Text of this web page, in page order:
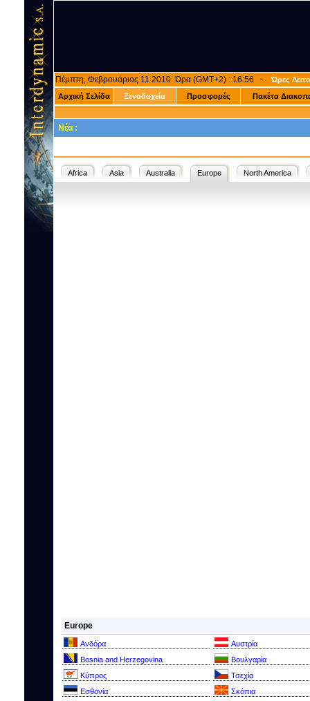
Πέμπτη, Φεβρουάριος 11 2010 Ώρα (GMT+2) : 16:56 -Ώρες
Αρχική Σελίδα
Ξενοδοχεία Προσφορές Πακέτα
Νέα :
Africa Asia Australia Europe North America
Europe
Ανδόρα
Αυστρία
Bosnia and Herzegovina
Βουλγαρία
Kύπρος
Τσεχία
Εσθονία
Σκόπια